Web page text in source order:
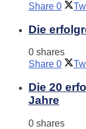
Share 0
Die
0 shares
Share 0
Die 20
Jahre
0 shares